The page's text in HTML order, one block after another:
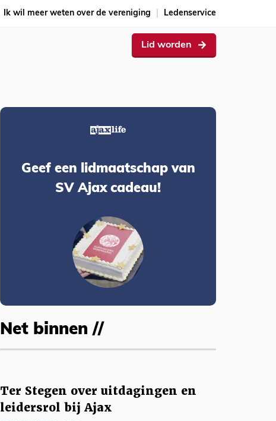
Ik wil meer weten over de vereniging Ledenservice
Lid worden
Geef een lidmaatschap van
SV Ajax cadeau!
Net binnen //
Ter Stegen over uitdagingen en
leidersrol bij Ajax